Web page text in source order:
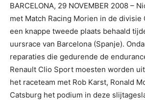
BARCELONA, 29 NOVEMBER 2008 –
met Match Racing Morien in de divisie
een knappe tweede plaats behaald
uursrace van Barcelona (Spanje).
reparaties die gedurende de
Renault Clio Sport moesten worden
het raceteam met Rob Karst, Ronald
Catsburg het podium in deze